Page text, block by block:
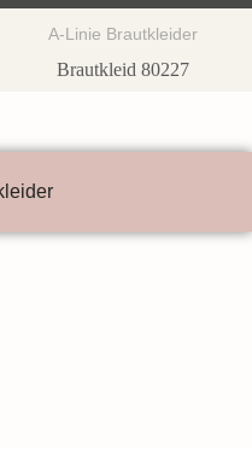
A-Linie Brautkleider
Brautkleid 80227